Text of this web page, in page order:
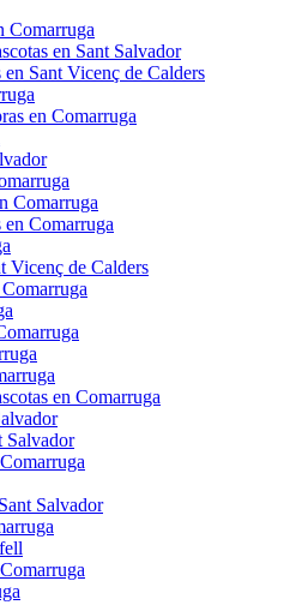
Comarruga
en Sant Salvador
Sant Vicenç de Calders
en Comarruga
Comarruga
en Comarruga
Vicenç de Calders
en Comarruga
Salvador
Salvador